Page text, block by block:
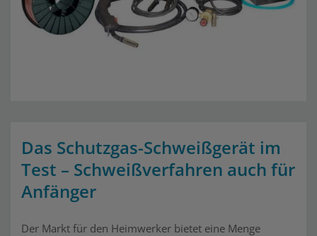
Das Schutzgas-Schweißgerät im
Test – Schweißverfahren auch für
Anfänger
Der Markt für den Heimwerker bietet eine Menge